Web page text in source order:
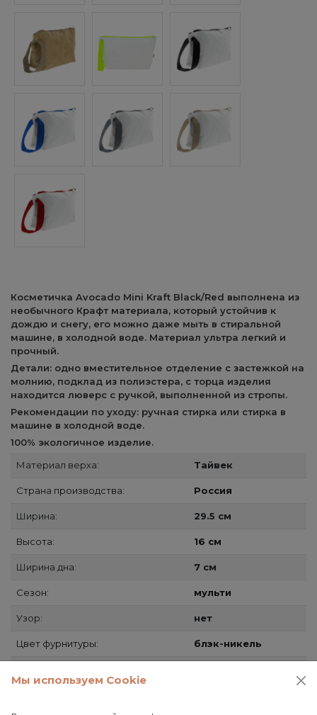
Косметичка Avocado Mini Kraft Black/Red выполнена из
необычного Крафт материала, который устойчив к
дождю и снегу, его можно даже мыть в стиральной
машине, в холодной воде. Материал ультра легкий и
прочный.
Детали: одно вместительное отделение с застежкой на
молнию, подклад из полиэстера, с торца изделия
находится люверс с ручкой, выполненной из стропы.
Рекомендации по уходу: ручная стирка или стирка в
машине в холодной воде.
100% экологичное изделие.
Материал верха:
Тайвек
Страна производства: Россия
Ширина: 29.5 см
Высота: 16 см
Ширина дна: 7 см
Сезон: мульти
Узор: нет
Цвет фурнитуры: блэк-никель
Мы используем Cookie